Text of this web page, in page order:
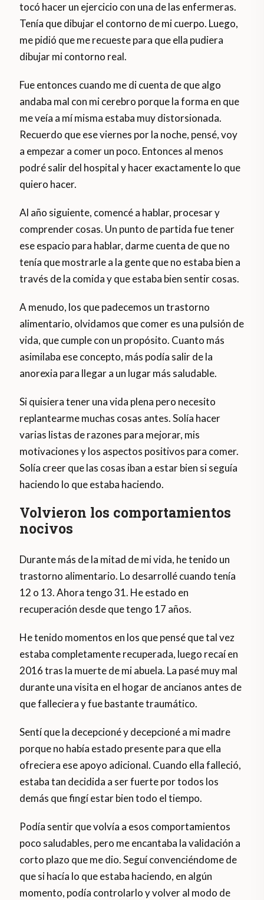
tocó hacer un ejercicio con una de las enfermeras.
Tenía que dibujar el contorno de mi cuerpo. Luego,
me pidió que me recueste para que ella pudiera
dibujar mi contorno real.
Fue entonces cuando me di cuenta de que algo
andaba mal con mi cerebro porque la forma en que
me veía a mí misma estaba muy distorsionada.
Recuerdo que ese viernes por la noche, pensé, voy
a empezar a comer un poco. Entonces al menos
podré salir del hospital y hacer exactamente lo que
quiero hacer.
Al año siguiente, comencé a hablar, procesar y
comprender cosas. Un punto de partida fue tener
ese espacio para hablar, darme cuenta de que no
tenía que mostrarle a la gente que no estaba bien a
través de la comida y que estaba bien sentir cosas.
A menudo, los que padecemos un trastorno
alimentario, olvidamos que comer es una pulsión de
vida, que cumple con un propósito. Cuanto más
asimilaba ese concepto, más podía salir de la
anorexia para llegar a un lugar más saludable.
Si quisiera tener una vida plena pero necesito
replantearme muchas cosas antes. Solía hacer
varias listas de razones para mejorar, mis
motivaciones y los aspectos positivos para comer.
Solía creer que las cosas iban a estar bien si seguía
haciendo lo que estaba haciendo.
Volvieron los comportamientos
nocivos
Durante más de la mitad de mi vida, he tenido un
trastorno alimentario. Lo desarrollé cuando tenía
12 o 13. Ahora tengo 31. He estado en
recuperación desde que tengo 17 años.
He tenido momentos en los que pensé que tal vez
estaba completamente recuperada, luego recaí en
2016 tras la muerte de mi abuela. La pasé muy mal
durante una visita en el hogar de ancianos antes de
que falleciera y fue bastante traumático.
Sentí que la decepcioné y decepcioné a mi madre
porque no había estado presente para que ella
ofreciera ese apoyo adicional. Cuando ella falleció,
estaba tan decidida a ser fuerte por todos los
demás que fingí estar bien todo el tiempo.
Podía sentir que volvía a esos comportamientos
poco saludables, pero me encantaba la validación a
corto plazo que me dio. Seguí convenciéndome de
que si hacía lo que estaba haciendo, en algún
momento, podía controlarlo y volver al modo de